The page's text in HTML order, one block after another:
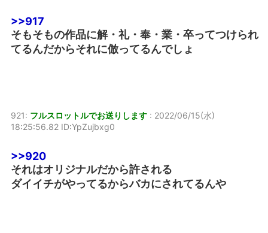
>>917
そもそもの作品に解・礼・奉・業・卒ってつけられ
てるんだからそれに倣ってるんでしょ
921: フルスロットルでお送りします : 2022/06/15(水)
18:25:56.82 ID:YpZujbxg0
>>920
それはオリジナルだから許される
ダイイチがやってるからバカにされてるんや